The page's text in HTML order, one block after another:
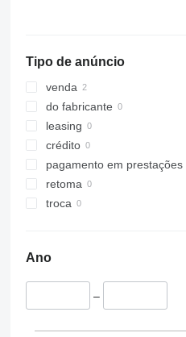
Tipo de anúncio
venda
do fabricante
leasing
crédito
pagamento em prestações
retoma
troca
Ano
–